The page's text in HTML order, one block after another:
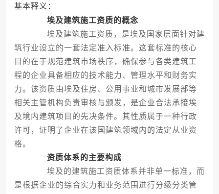
基本释义：
埃及建筑施工资质的概念
埃及建筑施工资质，是埃及国家层面针对建
筑行业设立的一套法定准入标准。这套标准的核心
目的在于规范建筑市场秩序，确保参与各类建筑工
程的企业具备相应的技术能力、管理水平和财务实
力。该资质由埃及住房、公用事业和城市发展部等
相关主管机构负责审核与颁发，是企业合法承接埃
及境内建筑项目的先决条件。其性质属于一种行政
许可，证明了企业在该国建筑领域内的法定从业资
格。
资质体系的主要构成
埃及的建筑施工资质体系并非单一标准，而
是根据企业的综合实力和业务范围进行分级分类管